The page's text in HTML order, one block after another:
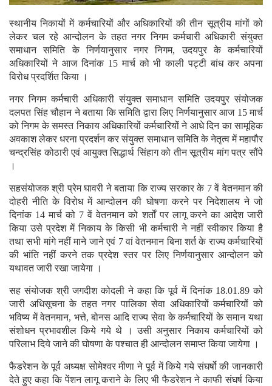
स्थानीय निकायों में कर्मचारियों और अधिकारियों की तीन सूत्रीय मांगों को
लेकर चल रहे आन्दोलन के तहत नगर निगम कर्मचारी अधिकारी संयुक्त
समाधान समिति के निर्णयानुसार नगर निगम, उदयपुर के कर्मचारियों
अधिकारियों ने आज दिनांक 15 मार्च को भी काली पट्टी बांध कर अपना
विरोध प्रदर्शित किया ।
नगर निगम कर्मचारी अधिकारी संयुक्त समाधान समिति उदयपुर संयोजक
दलपत सिंह चौहान ने बताया कि समिति द्वारा लिए निर्णयानुसार आज 15 मार्च
को निगम के समस्त निकाय अधिकारियों कर्मचारियों ने आधे दिन का सामूहिक
अवकाश लेकर धरना प्रदर्शन कर संयुक्त समाधान समिति के नेतृत्व में महापौर
चन्द्रसिंह कोठारी एवं आयुक्त सिद्धार्थ सिंहाग को तीन सूत्रीय मांग पत्र सौंपे
।
सहसंयोजक श्री प्रेम घावरी ने बताया कि राज्य सरकार के 7 वें वेतनमान की
दोहरी नीति के विरोध में आन्दोलन की घोषणा करने पर निदेशालय ने जो
दिनांक 14 मार्च को 7 वें वेतनमान को शर्तों पर लागू करने का आदेश जारी
किया उसे प्रदेश में निकाय के किसी भी कर्मचारी ने नहीं स्वीकार किया है
तथा सभी मांगे नहीं माने जाने एवं 7 वां वेतनमान बिना शर्त के राज्य कर्मचारियों
की भांति नहीं करने तक प्रदेश स्तर पर लिए निर्णयानुसार आन्दोलन को
यथावत जारी रखा जायेगा ।
सह संयोजक श्री जगदीश कोदली ने कहा कि पूर्व में दिनांक 18.01.89 को
जारी अधिसूचना के तहत नगर पालिका सेवा अधिकारियों कर्मचारियों को
भविष्य में वेतनमान, भत्ते, बोनस आदि राज्य सेवा के कर्मचारियों के समान यथा
संशोधन प्रभावशील किये गये थे । उसी अनुसार निकाय कर्मचारियों को
परिलाभ दिये जाने की घोषणा के पश्चात ही आन्दोलन समाप्त किया जायेगा ।
फैडरेशन के पूर्व अध्यक्ष सोमेश्वर मीणा ने पूर्व में किये गये संघर्षो की जानकारी
देते हुए कहा कि पेंशन लागू कराने के लिए भी फैडरेशन ने काफी संघर्ष किया